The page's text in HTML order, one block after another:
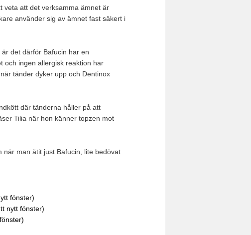
veta att det verksamma ämnet är
använder sig av ämnet fast säkert i
det därför Bafucin har en
och ingen allergisk reaktion har
tänder dyker upp och Dentinox
där tänderna håller på att
Tilia när hon känner topzen mot
när man ätit just Bafucin, lite bedövat
fönster)
nytt fönster)